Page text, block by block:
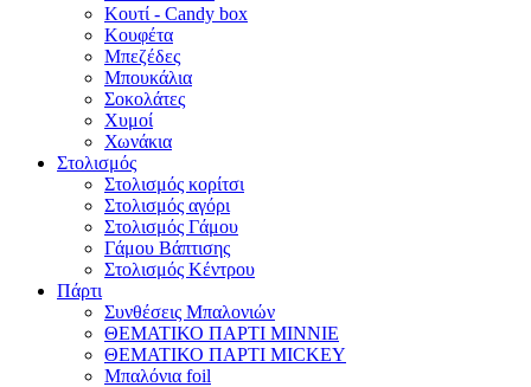
Κουτί - Candy box
Κουφέτα
Μπεζέδες
Μπουκάλια
Σοκολάτες
Χυμοί
Χωνάκια
Στολισμός
Στολισμός κορίτσι
Στολισμός αγόρι
Στολισμός Γάμου
Γάμου Βάπτισης
Στολισμός Κέντρου
Πάρτι
Συνθέσεις Μπαλονιών
ΘΕΜΑΤΙΚΟ ΠΑΡΤΙ ΜΙΝΝΙΕ
ΘΕΜΑΤΙΚΟ ΠΑΡΤΙ MICKEY
Μπαλόνια foil